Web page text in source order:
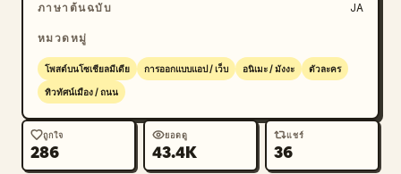
ตำนานเมืองหรือสัตว์ป่าหายาก เน้นพื้นผิวที่เป็นเอกลักษณ์
ของการถ่ายภาพด้วยสมาร์ทโฟน: การประมวลผล HDR
แบบเบาๆ, สัญญาณรบกวน (Noise) จากเซ็นเซอร์,
ความรู้สึกของการบีบอัดไฟล์ JPEG เล็กน้อย, การเปิดรับ
แสงที่เป็นธรรมชาติ, ความคลาดสีเล็กน้อย, ความรู้สึกของ
ระบบออโต้โฟกัส, สัญญาณรบกวน ISO สูง และการสั่น
ไหวเล็กน้อยจากการถือกล้องถ่าย ให้ความสมจริงเหมือนเฟรม
ที่ตัดมาจากวิดีโอสั้น ห้ามทำสไตล์โปสเตอร์ภาพยนตร์ ห้าม
ภาษาต้นฉบับ JA
หมวดหมู่
โพสต์บนโซเชียลมีเดีย การออกแบบแอป / เว็บ อนิเมะ / มังงะ ตัวละคร
ทิวทัศน์เมือง / ถนน
ถูกใจ
286
ยอดดู
43.4K
แชร์
36